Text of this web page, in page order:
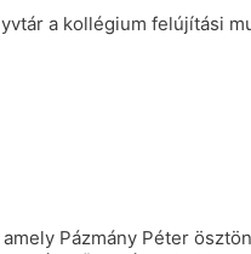
a kollégium felújítási
Pázmány Péter